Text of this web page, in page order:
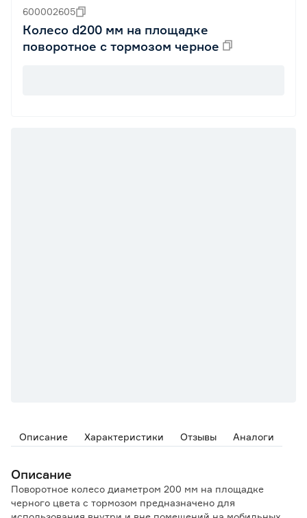
600002605
Колесо d200 мм на площадке
поворотное с тормозом черное
Описание Характеристики Отзывы Аналоги
Описание
Поворотное колесо диаметром 200 мм на площадке
черного цвета с тормозом предназначено для